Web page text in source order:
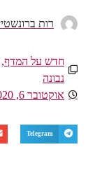
רות
חדש על המדף,
נבונה
אוקטובר 6, 2020
Telegram